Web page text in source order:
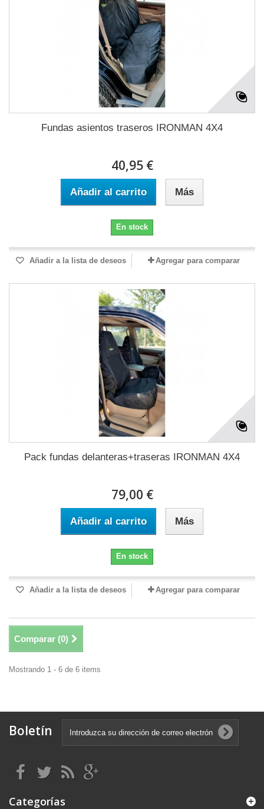
Fundas asientos traseros IRONMAN 4X4
40,95 €
Añadir al carrito Más
En stock
Añadir a la lista de deseos Agregar para comparar
Pack fundas delanteras+traseras IRONMAN 4X4
79,00 €
Añadir al carrito Más
En stock
Añadir a la lista de deseos Agregar para comparar
Comparar (0)
Mostrando 1 - 6 de 6 items
Boletín
Categorías